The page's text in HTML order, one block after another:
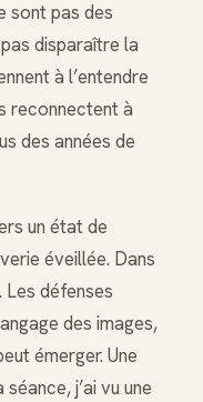
sont pas des
disparaître la
à l’entendre
reconnectent à
des années de
un état de
éveillée. Dans
défenses
des images,
émerger. Une
j’ai vu une